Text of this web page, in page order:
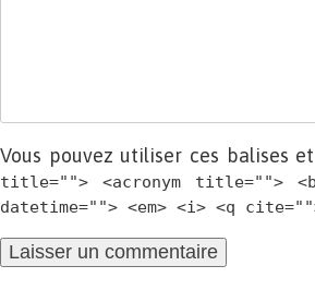
Vous pouvez utiliser ces balises
title=""> <acronym title="">
datetime=""> <em> <i> <q